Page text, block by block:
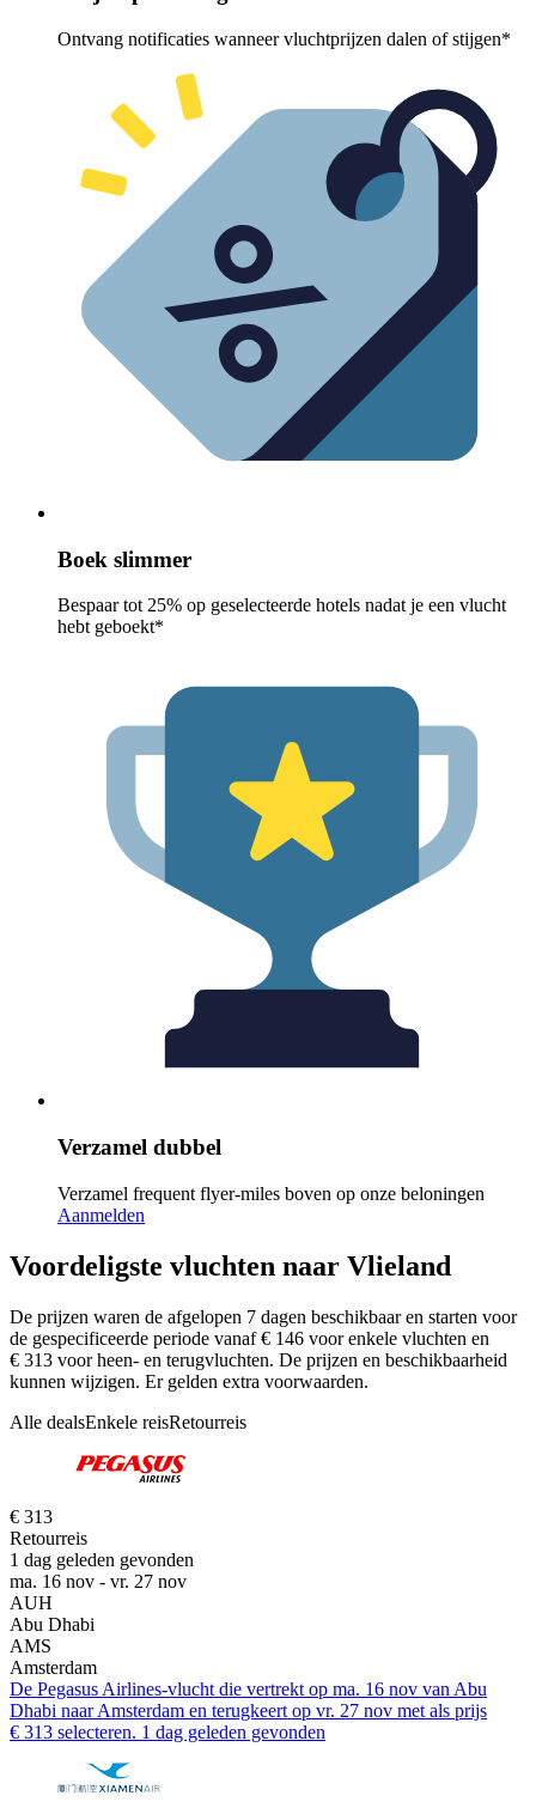
Ontvang notificaties wanneer vluchtprijzen dalen of stijgen*
Boek slimmer
Bespaar tot 25% op geselecteerde hotels nadat je een vlucht
hebt geboekt*
Verzamel dubbel
Verzamel frequent flyer-miles boven op onze beloningen
Aanmelden
Voordeligste vluchten naar Vlieland
De prijzen waren de afgelopen 7 dagen beschikbaar en starten voor
de gespecificeerde periode vanaf € 146 voor enkele vluchten en
€ 313 voor heen- en terugvluchten. De prijzen en beschikbaarheid
kunnen wijzigen. Er gelden extra voorwaarden.
Alle dealsEnkele reisRetourreis
€ 313
Retourreis
1 dag geleden gevonden
ma. 16 nov - vr. 27 nov
AUH
Abu Dhabi
AMS
Amsterdam
De Pegasus Airlines-vlucht die vertrekt op ma. 16 nov van Abu
Dhabi naar Amsterdam en terugkeert op vr. 27 nov met als prijs
€ 313 selecteren. 1 dag geleden gevonden